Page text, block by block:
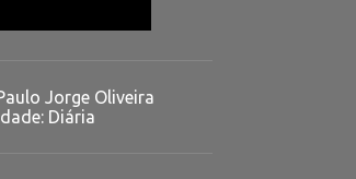
Jorge Oliveira
Diária